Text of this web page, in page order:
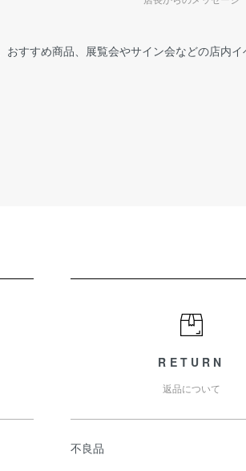
おすすめ商品、展覧会やサイン会などの店内
RETURN
返品について
不良品